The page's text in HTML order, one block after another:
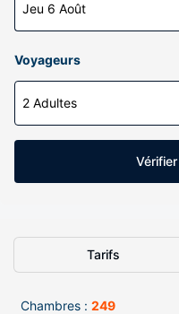
Jeu 6 Août
Voyageurs
2 Adultes
Tarifs
Chambres : 249